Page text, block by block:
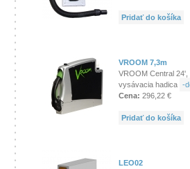
Pridať do košíka
VROOM 7,3m
VROOM Central
vysávacia hadica -
Cena: 296,22 €
Pridať do košíka
LEO02